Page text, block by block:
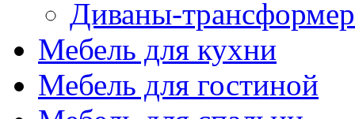
Диваны-
Мебель для кухни
Мебель для гостиной